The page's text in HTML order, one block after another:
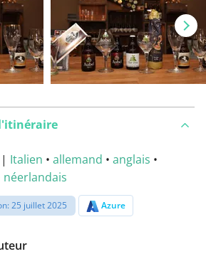
Italien • allemand • anglais •
néerlandais
25 juillet 2025 Azure